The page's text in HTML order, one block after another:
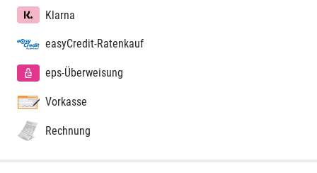
Klarna
easyCredit-Ratenkauf
eps-Überweisung
Vorkasse
Rechnung